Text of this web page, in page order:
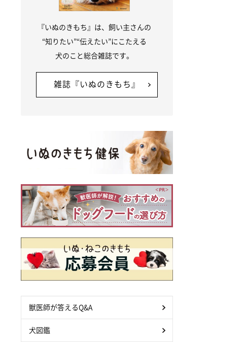
『いぬのきもち』は、飼い主さんの
“知りたい”“伝えたい”にこたえる
犬のこと総合雑誌です。
雑誌『いぬのきもち』
獣医師が答えるQ&A
犬図鑑